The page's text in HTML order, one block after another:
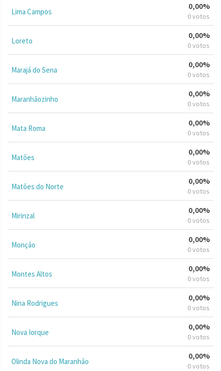
Lima Campos
0,00%
0 votos
Loreto
0,00%
0 votos
Marajá do Sena
0,00%
0 votos
Maranhãozinho
0,00%
0 votos
Mata Roma
0,00%
0 votos
Matões
0,00%
0 votos
Matões do Norte
0,00%
0 votos
Mirinzal
0,00%
0 votos
Monção
0,00%
0 votos
Montes Altos
0,00%
0 votos
Nina Rodrigues
0,00%
0 votos
Nova Iorque
0,00%
0 votos
Olinda Nova do Maranhão
0,00%
0 votos